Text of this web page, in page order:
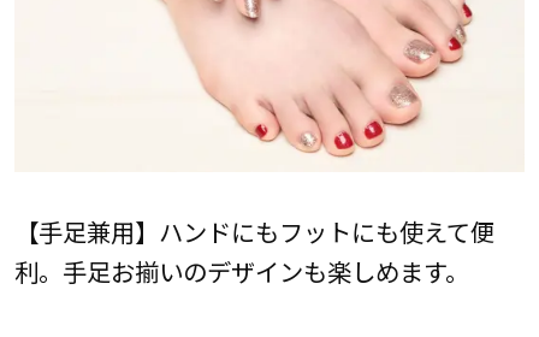
【手足兼用】ハンドにもフットにも使えて便
利。手足お揃いのデザインも楽しめます。